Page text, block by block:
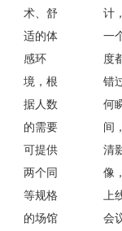
术、舒
适的体
感环
境，根
据人数
的需要
可提供
两个同
等规格
的场馆
计
一
度
错
何
间
清
像
上
会